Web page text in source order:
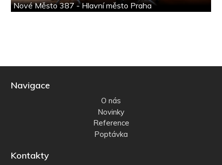
Nové Město 387 - Hlavní město Praha
Navigace
O nás
Novinky
Reference
Poptávka
Kontakty